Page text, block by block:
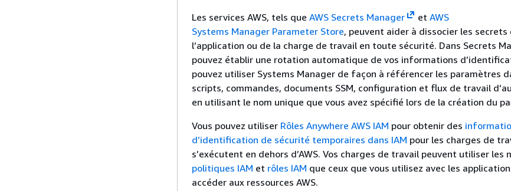
Les services AWS, tels que AWS Secrets Manager et AWS
Systems Manager Parameter Store, peuvent aider à dissocier les secrets
l’application ou de la charge de travail en toute sécurité. Dans Secrets
pouvez établir une rotation automatique de vos informations
pouvez utiliser Systems Manager de façon à référencer les paramètres
scripts, commandes, documents SSM, configuration et flux de travail
en utilisant le nom unique que vous avez spécifié lors de la création du
Vous pouvez utiliser Rôles Anywhere AWS IAM pour obtenir des
d’identification de sécurité temporaires dans IAM pour les charges de
s’exécutent en dehors d’AWS. Vos charges de travail peuvent utiliser les
politiques IAM et rôles IAM que ceux que vous utilisez avec les
accéder aux ressources AWS.